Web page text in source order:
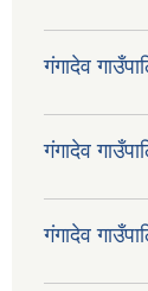
गंगादेव
गंगादेव
गंगादेव